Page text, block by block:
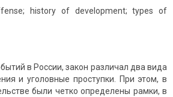
history of development; types of
в России, закон различал два вида
и уголовные проступки. При этом, в
были четко определены рамки, в